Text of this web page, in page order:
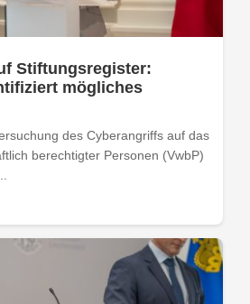
Stiftungsregister:
mögliches
des Cyberangriffs auf das
berechtigter Personen (VwbP)